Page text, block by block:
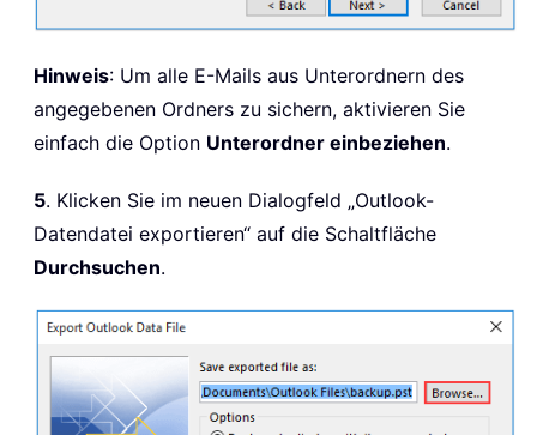
Hinweis: Um alle E-Mails aus Unterordnern des
angegebenen Ordners zu sichern, aktivieren Sie
einfach die Option Unterordner einbeziehen.
5. Klicken Sie im neuen Dialogfeld „Outlook-
Datendatei exportieren“ auf die Schaltfläche
Durchsuchen.